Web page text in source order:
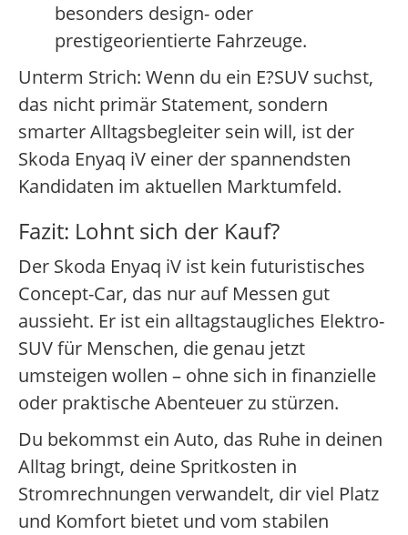
besonders design- oder
prestigeorientierte Fahrzeuge.
Unterm Strich: Wenn du ein E?SUV suchst,
das nicht primär Statement, sondern
smarter Alltagsbegleiter sein will, ist der
Skoda Enyaq iV einer der spannendsten
Kandidaten im aktuellen Marktumfeld.
Fazit: Lohnt sich der Kauf?
Der Skoda Enyaq iV ist kein futuristisches
Concept-Car, das nur auf Messen gut
aussieht. Er ist ein alltagstaugliches Elektro-
SUV für Menschen, die genau jetzt
umsteigen wollen – ohne sich in finanzielle
oder praktische Abenteuer zu stürzen.
Du bekommst ein Auto, das Ruhe in deinen
Alltag bringt, deine Spritkosten in
Stromrechnungen verwandelt, dir viel Platz
und Komfort bietet und vom stabilen